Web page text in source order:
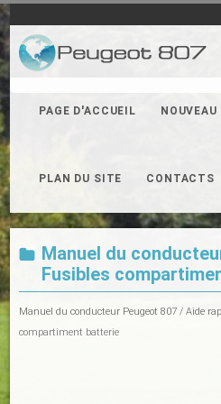
PAGE D'ACCUEIL NOUVEAU
PLAN DU SITE CONTACTS
Manuel du
Fusibles
Manuel du conducteur Peugeot 807 /Aide
compartiment batterie